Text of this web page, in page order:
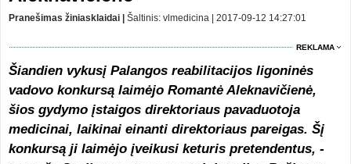
Pranešimas žiniasklaidai | Šaltinis: vlmedicina | 2017-09-12 14:27:01
REKLAMA
Šiandien vykusį Palangos reabilitacijos ligoninės
vadovo konkursą laimėjo Romantė Aleknavičienė,
šios gydymo įstaigos direktoriaus pavaduotoja
medicinai, laikinai einanti direktoriaus pareigas. Šį
konkursą ji laimėjo įveikusi keturis pretendentus, -